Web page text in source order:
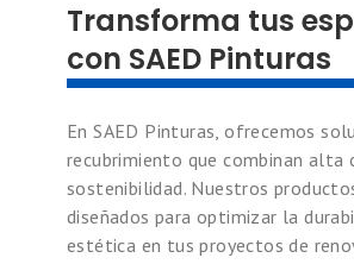
Transforma tus
con SAED Pinturas
En SAED Pinturas, ofrecemos
recubrimiento que combinan alta
sostenibilidad. Nuestros
diseñados para optimizar la
estética en tus proyectos de